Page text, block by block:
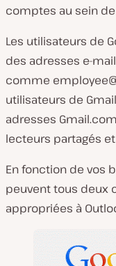
comptes au sein
Les utilisateurs de
des adresses e-
comme
utilisateurs de
adresses
lecteurs partagés
En fonction de vos
peuvent tous deux
appropriées à